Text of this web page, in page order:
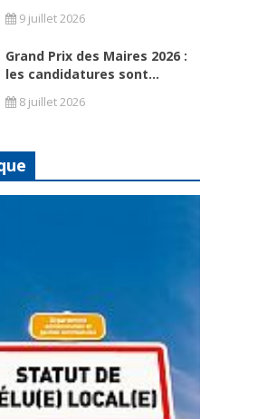
9 juillet 2026
Grand Prix des Maires 2026 :
les candidatures sont...
8 juillet 2026